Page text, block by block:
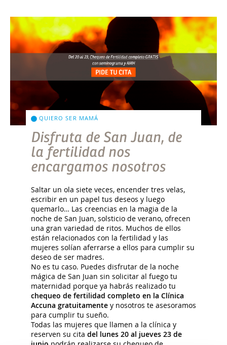
QUIERO SER MAMÁ
Disfruta de San Juan, de
la fertilidad nos
encargamos nosotros
Saltar un ola siete veces, encender tres velas,
escribir en un papel tus deseos y luego
quemarlo… Las creencias en la magia de la
noche de San Juan, solsticio de verano, ofrecen
una gran variedad de ritos. Muchos de ellos
están relacionados con la fertilidad y las
mujeres solían aferrarse a ellos para cumplir su
deseo de ser madres.
No es tu caso. Puedes disfrutar de la noche
mágica de San Juan sin solicitar al fuego tu
maternidad porque ya habrás realizado tu
chequeo de fertilidad completo en la Clínica
Accuna gratuitamentey nosotros te asesoramos
para cumplir tu sueño.
Todas las mujeres que llamen a la clínica y
reserven su cita del lunes 20 al jueves 23 de